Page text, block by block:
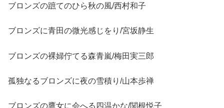
ブロンズの蹠てのひら秋の風/西村和子
ブロンズに青田の微光感じをり/宮坂静生
ブロンズの裸婦佇てる森青嵐/梅田実三郎
孤独なるブロンズに夜の雪積り/山本歩禅
ブロンズの鷹女に会へる四温かな/関根悦子